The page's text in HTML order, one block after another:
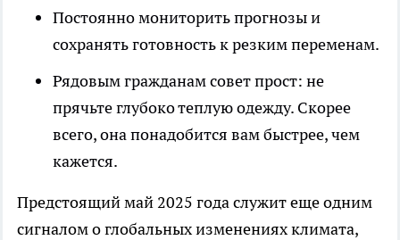
Постоянно мониторить прогнозы и
сохранять готовность к резким переменам.
Рядовым гражданам совет прост: не
прячьте глубоко теплую одежду. Скорее
всего, она понадобится вам быстрее, чем
кажется.
Предстоящий май 2025 года служит еще одним
сигналом о глобальных изменениях климата,